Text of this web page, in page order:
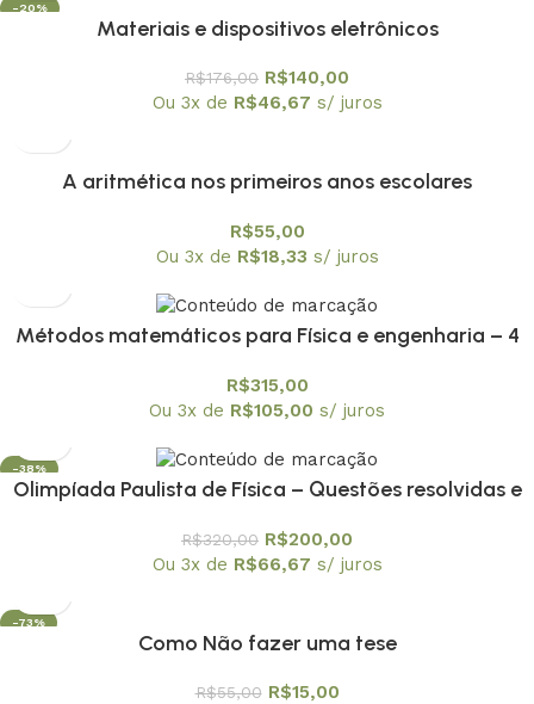
-20%
Materiais e dispositivos eletrônicos
R$176,00 R$140,00
Ou 3x de R$46,67 s/ juros
A aritmética nos primeiros anos escolares
R$55,00
Ou 3x de R$18,33 s/ juros
Métodos matemáticos para Física e engenharia – 4
R$315,00
Ou 3x de R$105,00 s/ juros
-38%
Olimpíada Paulista de Física – Questões resolvidas e
R$320,00 R$200,00
Ou 3x de R$66,67 s/ juros
-73%
Como Não fazer uma tese
R$55,00 R$15,00